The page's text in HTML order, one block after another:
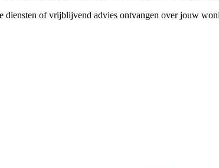
diensten of vrijblijvend advies ontvangen over jouw